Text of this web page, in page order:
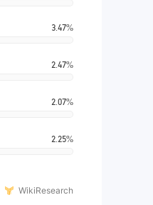
3.47%
2.47%
2.07%
2.25%
WikiResearch